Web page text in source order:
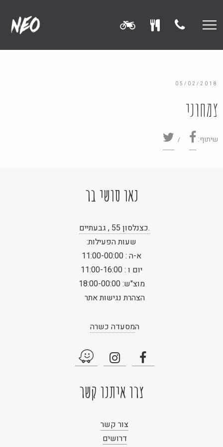
05/02/2018
צמחוני
שיתוף:
נאו סושי בר
.כצנלסון 55 , גבעתיים
שעות הפעילות:
א-ה : 11:00-00:00
יום ו : 11:00-16:00
מוצ"ש: 18:00-00:00
הצהרת נגישות אתר
המסעדה כשרה
צרו איתנו קשר
צור קשר
דרושים